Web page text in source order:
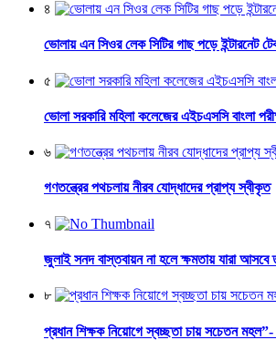
৪
ভোলায় এন সিওর লেক সিটির গাছ পড়ে ইন্টারনেট
৫
ভোলা সরকারি মহিলা কলেজের এইচএসসি বাংলা
৬
গণতন্ত্রের পথচলায় নীরব যোদ্ধাদের প্রাপ্য স্বীকৃত
৭
জুলাই সনদ বাস্তবায়ন না হলে ক্ষমতায় যারা আসবে
৮
প্রধান শিক্ষক নিয়োগে স্বচ্ছতা চায় সচেতন